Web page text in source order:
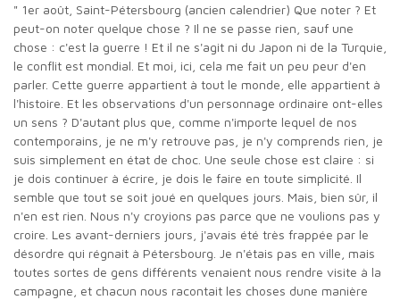
" 1er août, Saint-Pétersbourg (ancien calendrier) Que noter ? Et
peut-on noter quelque chose ? Il ne se passe rien, sauf une
chose : c'est la guerre ! Et il ne s'agit ni du Japon ni de la Turquie,
le conflit est mondial. Et moi, ici, cela me fait un peu peur d'en
parler. Cette guerre appartient à tout le monde, elle appartient à
l'histoire. Et les observations d'un personnage ordinaire ont-elles
un sens ? D'autant plus que, comme n'importe lequel de nos
contemporains, je ne m'y retrouve pas, je n'y comprends rien, je
suis simplement en état de choc. Une seule chose est claire : si
je dois continuer à écrire, je dois le faire en toute simplicité. Il
semble que tout se soit joué en quelques jours. Mais, bien sûr, il
n'en est rien. Nous n'y croyions pas parce que ne voulions pas y
croire. Les avant-derniers jours, j'avais été très frappée par le
désordre qui régnait à Pétersbourg. Je n'étais pas en ville, mais
toutes sortes de gens différents venaient nous rendre visite à la
campagne, et chacun nous racontait les choses dune manière